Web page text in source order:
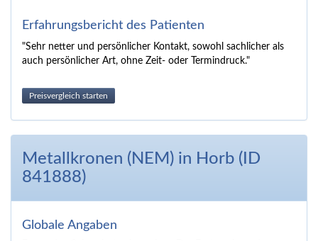
Erfahrungsbericht des Patienten
"Sehr netter und persönlicher Kontakt, sowohl sachlicher als
auch persönlicher Art, ohne Zeit- oder Termindruck."
Preisvergleich starten
Metallkronen (NEM) in Horb (ID
841888)
Globale Angaben